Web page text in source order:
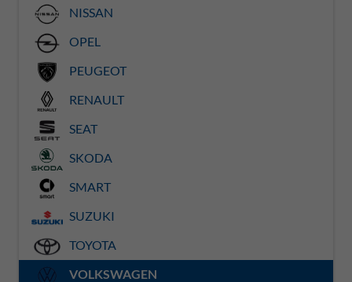
NISSAN
OPEL
PEUGEOT
RENAULT
SEAT
SKODA
SMART
SUZUKI
TOYOTA
VOLKSWAGEN